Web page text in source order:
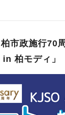
市政施行70
柏モディ」